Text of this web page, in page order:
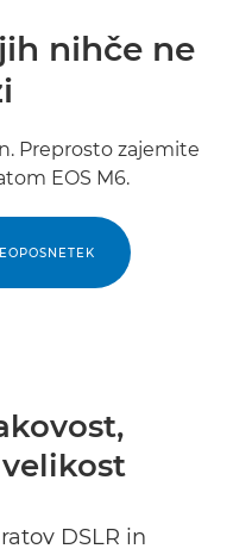
nihče ne
Preprosto zajemite
EOS M6.
DSLR in